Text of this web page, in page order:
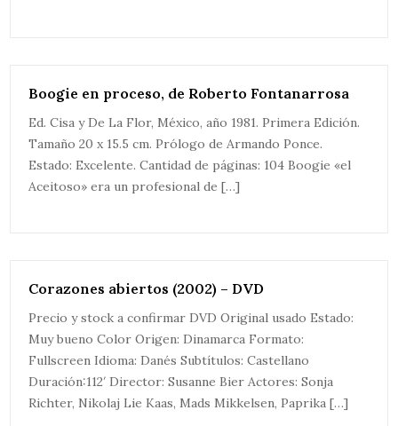
Boogie en proceso, de Roberto Fontanarrosa
Ed. Cisa y De La Flor, México, año 1981. Primera Edición.
Tamaño 20 x 15.5 cm. Prólogo de Armando Ponce.
Estado: Excelente. Cantidad de páginas: 104 Boogie «el
Aceitoso» era un profesional de […]
Corazones abiertos (2002) – DVD
Precio y stock a confirmar DVD Original usado Estado:
Muy bueno Color Origen: Dinamarca Formato:
Fullscreen Idioma: Danés Subtítulos: Castellano
Duración:112′ Director: Susanne Bier Actores: Sonja
Richter, Nikolaj Lie Kaas, Mads Mikkelsen, Paprika […]